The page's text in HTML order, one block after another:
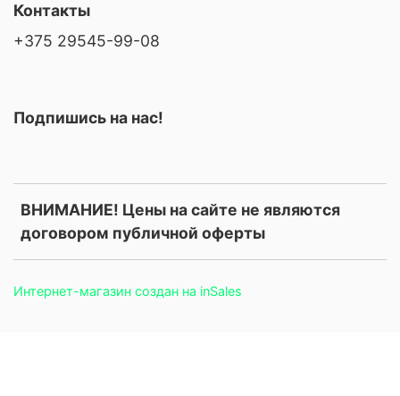
ВНИМАНИЕ! Цены на сайте не являются
договором публичной оферты
Контакты
+375 29545-99-08
Подпишись на нас!
Интернет-магазин создан на inSales